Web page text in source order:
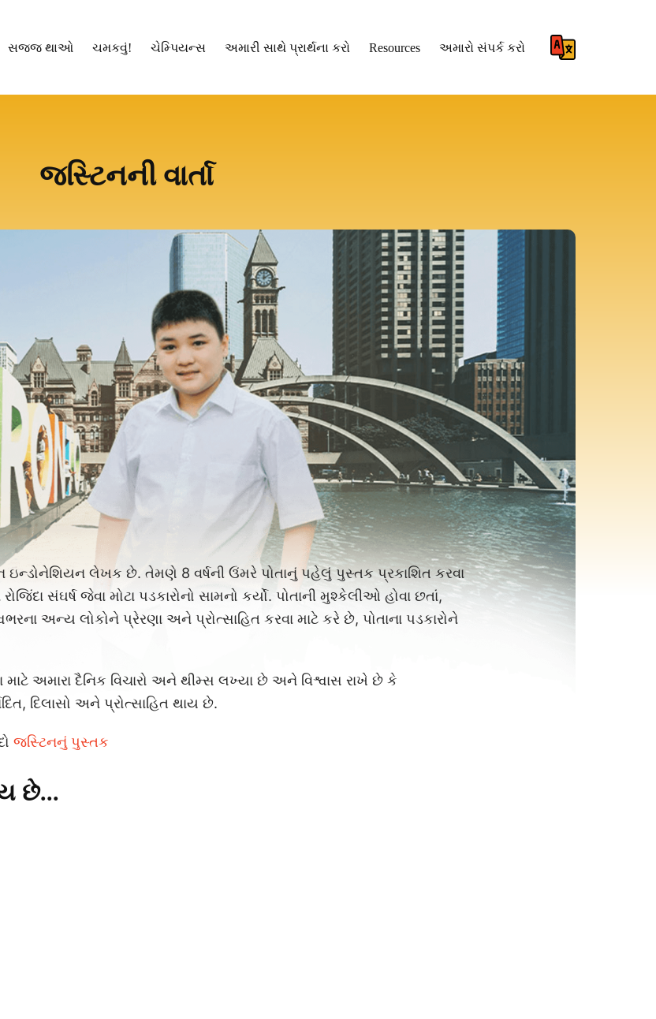
સજ્જ થાઓ ચમકવું! ચેમ્પિયન્સ અમારી સાથે પ્રાર્થના કરો Resources અમારો સંપર્ક કરો
જસ્ટિનની વાર્તા
ઇન્ડોનેશિયન લેખક છે. તેમણે 8 વર્ષની ઉંમરે પોતાનું પહેલું પુસ્તક પ્રકાશિત કરવા
સંઘર્ષ જેવા મોટા પડકારોનો સામનો કર્યો. પોતાની મુશ્કેલીઓ હોવા છતાં,
અન્ય લોકોને પ્રેરણા અને પ્રોત્સાહિત કરવા માટે કરે છે, પોતાના પડકારોને
માટે અમારા દૈનિક વિચારો અને થીમ્સ લખ્યા છે અને વિશ્વાસ રાખે છે કે
દિલાસો અને પ્રોત્સાહિત થાય છે.
જસ્ટિનનું પુસ્તક
છે...